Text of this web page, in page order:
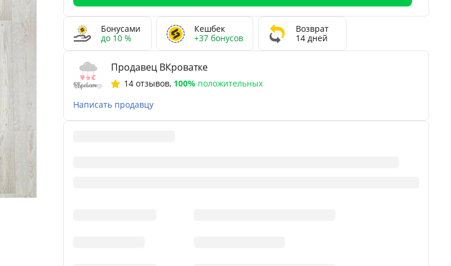
Бонусами
до 10 %
Кешбек
+37 бонусов
Возврат
14 дней
Продавец ВКроватке
14 отзывов, 100% положительных
Написать продавцу